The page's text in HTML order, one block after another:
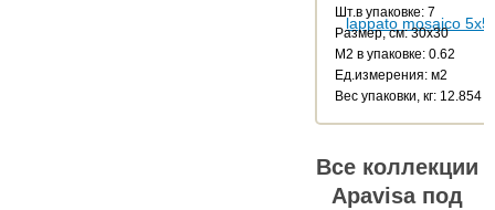
Шт.в упаковке: 7
Размер, см: 30x30
М2 в упаковке: 0.62
Ед.измерения: м2
Веc упаковки, кг: 12.854
Все коллекции
Apavisa под